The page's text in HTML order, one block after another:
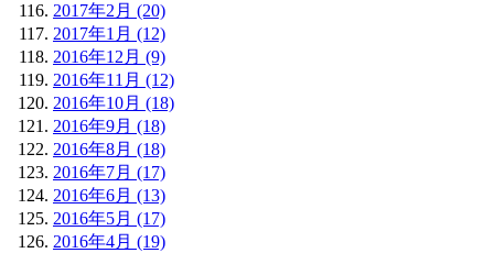
2017年2月 (20)
2017年1月 (12)
2016年12月 (9)
2016年11月 (12)
2016年10月 (18)
2016年9月 (18)
2016年8月 (18)
2016年7月 (17)
2016年6月 (13)
2016年5月 (17)
2016年4月 (19)